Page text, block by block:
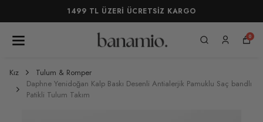
1499 TL ÜZERİ ÜCRETSİZ KARGO
0
Kız
Tulum & Romper
Daphne Yenidoğan Kalp Baskı Desenli Antialerjik Pamuklu Saç bandlı
Patikli Tulum Takım